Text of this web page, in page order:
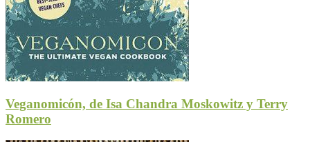
Veganomicón, de Isa Chandra Moskowitz y Terry
Romero